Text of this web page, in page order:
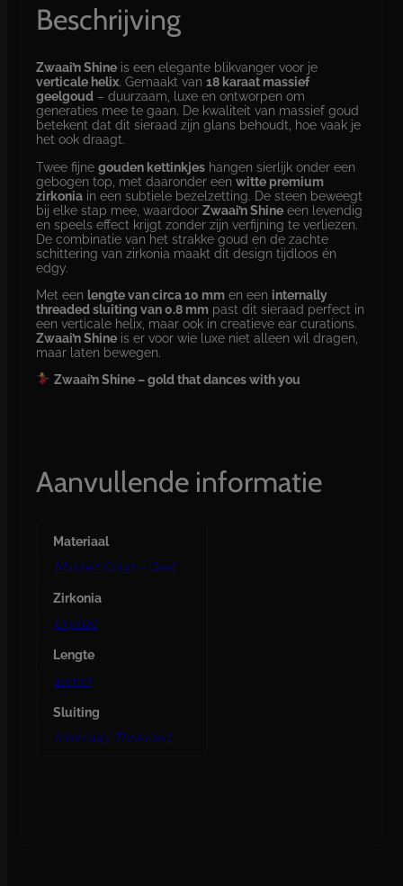
Beschrijving
Zwaai’n Shine is een elegante blikvanger voor je
verticale helix. Gemaakt van18 karaat massief
geelgoud – duurzaam, luxe en ontworpen om
generaties mee te gaan. De kwaliteit van massief goud
betekent dat dit sieraad zijn glans behoudt, hoe vaak je
het ook draagt.
Twee fijnegouden kettinkjes hangen sierlijk onder een
gebogen top, met daaronder eenwitte premium
zirkonia in een subtiele bezelzetting. De steen beweegt
bij elke stap mee, waardoorZwaai’n Shine een levendig
en speels effect krijgt zonder zijn verfijning te verliezen.
De combinatie van het strakke goud en de zachte
schittering van zirkonia maakt dit design tijdloos én
edgy.
Met een lengte van circa 10 mm en een internally
threaded sluiting van 0.8 mm past dit sieraad perfect in
een verticale helix, maar ook in creatieve ear curations.
Zwaai’n Shine is er voor wie luxe niet alleen wil dragen,
maar laten bewegen.
Zwaai’n Shine – gold that dances with you
Aanvullende informatie
Materiaal
Massief Goud – Geel
Zirkonia
Crystal
Lengte
10mm
Sluiting
Internally Threaded